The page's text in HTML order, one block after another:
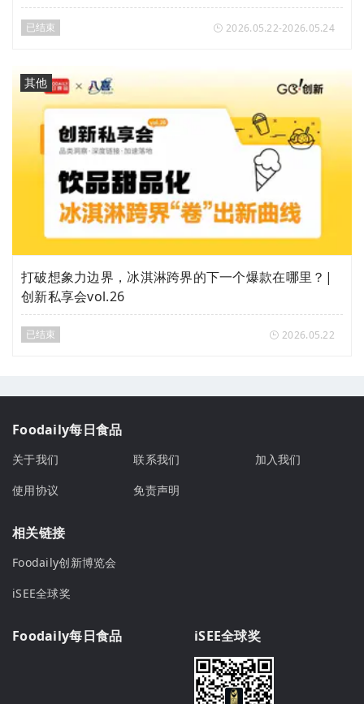
已结束 2026.05.22-2026.05.24
其他
打破想象力边界，冰淇淋跨界的下一个爆款在哪里？|
创新私享会vol.26
已结束 2026.05.22
Foodaily每日食品
关于我们 联系我们
加入我们
使用协议
免责声明
相关链接
Foodaily创新博览会
iSEE全球奖
Foodaily每日食品 iSEE全球奖